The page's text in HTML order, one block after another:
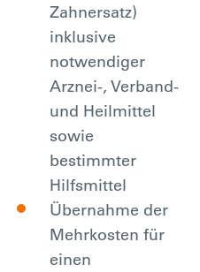
Zahnersatz)
inklusive
notwendiger
Arznei-, Verband-
und Heilmittel
sowie
bestimmter
Hilfsmittel
Übernahme der
Mehrkosten für
einen